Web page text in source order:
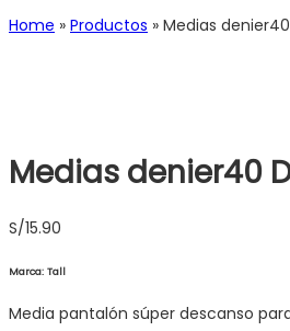
Home » Productos » Medias
Medias denier40
S/15.90
Marca: Tall
Media pantalón súper descanso